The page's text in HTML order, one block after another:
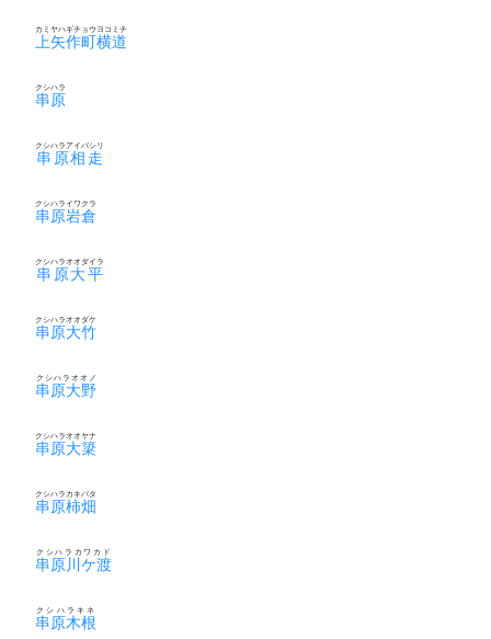
上矢作町横道
カミヤハギチョウヨコミチ
串原
クシハラ
串原相走
クシハラアイバシリ
串原岩倉
クシハライワクラ
串原大平
クシハラオオダイラ
串原大竹
クシハラオオダケ
串原大野
クシハラオオノ
串原大簗
クシハラオオヤナ
串原柿畑
クシハラカキバタ
串原川ケ渡
クシハラカワカド
串原木根
クシハラキネ